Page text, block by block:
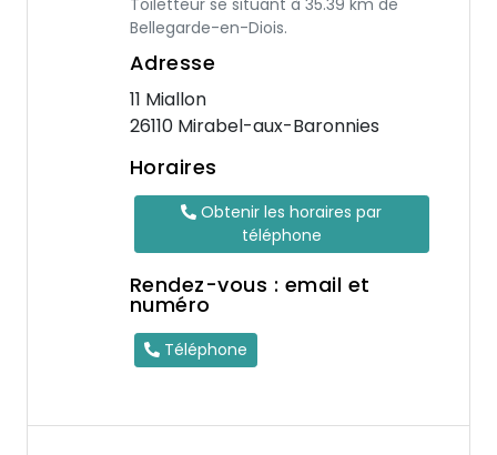
Toiletteur se situant à 35.39 km de
Bellegarde-en-Diois.
Adresse
11 Miallon
26110 Mirabel-aux-Baronnies
Horaires
Obtenir les horaires par
téléphone
Rendez-vous : email et
numéro
Téléphone